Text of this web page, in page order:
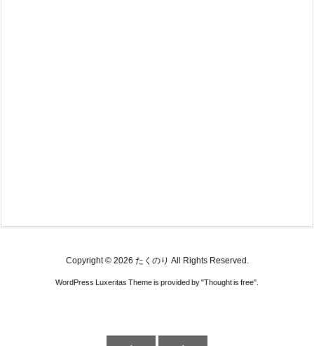
Copyright © 2026 たくのり All Rights Reserved.
WordPress Luxeritas Theme is provided by "Thought is free".